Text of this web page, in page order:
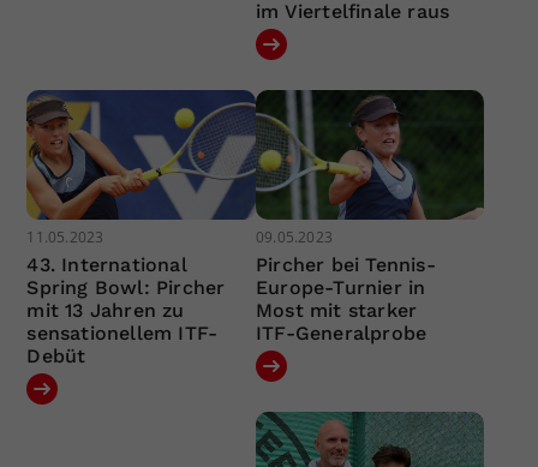
im Viertelfinale raus
11.05.2023
43. International
Spring Bowl: Pircher
mit 13 Jahren zu
sensationellem ITF-
Debüt
09.05.2023
Pircher bei Tennis-
Europe-Turnier in
Most mit starker
ITF-Generalprobe